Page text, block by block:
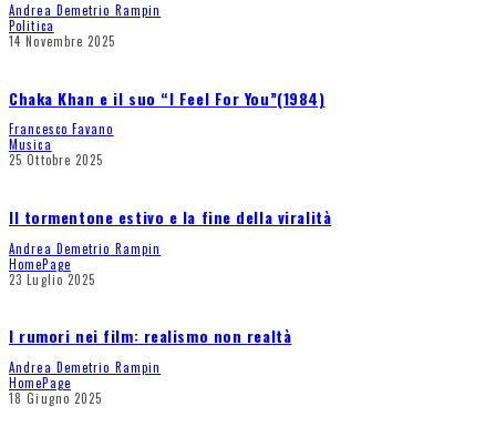
Andrea Demetrio Rampin
Politica
14 Novembre 2025
Chaka Khan e il suo “I Feel For You”(1984)
Francesco Favano
Musica
25 Ottobre 2025
Il tormentone estivo e la fine della viralità
Andrea Demetrio Rampin
HomePage
23 Luglio 2025
I rumori nei film: realismo non realtà
Andrea Demetrio Rampin
HomePage
18 Giugno 2025